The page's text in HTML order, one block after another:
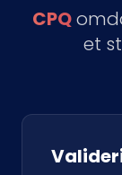
CPQ
et